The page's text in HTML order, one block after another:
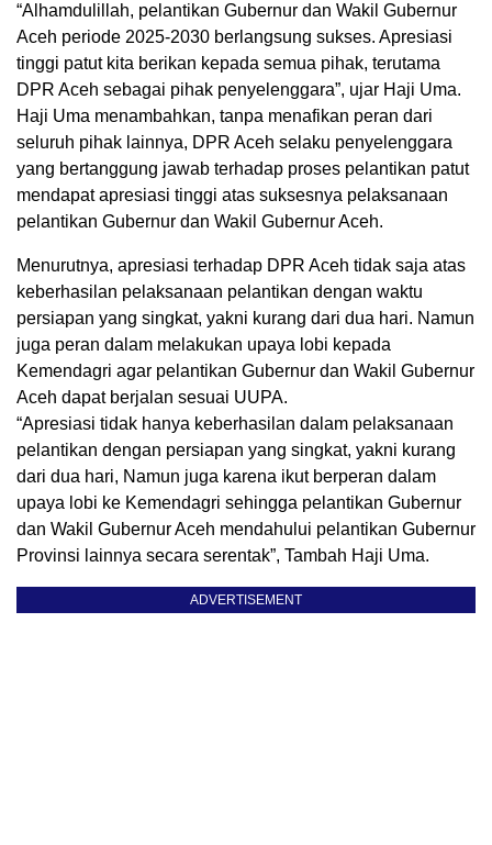
“Alhamdulillah, pelantikan Gubernur dan Wakil Gubernur
Aceh periode 2025-2030 berlangsung sukses. Apresiasi
tinggi patut kita berikan kepada semua pihak, terutama
DPR Aceh sebagai pihak penyelenggara”, ujar Haji Uma.
Haji Uma menambahkan, tanpa menafikan peran dari
seluruh pihak lainnya, DPR Aceh selaku penyelenggara
yang bertanggung jawab terhadap proses pelantikan patut
mendapat apresiasi tinggi atas suksesnya pelaksanaan
pelantikan Gubernur dan Wakil Gubernur Aceh.
Menurutnya, apresiasi terhadap DPR Aceh tidak saja atas
keberhasilan pelaksanaan pelantikan dengan waktu
persiapan yang singkat, yakni kurang dari dua hari. Namun
juga peran dalam melakukan upaya lobi kepada
Kemendagri agar pelantikan Gubernur dan Wakil Gubernur
Aceh dapat berjalan sesuai UUPA.
“Apresiasi tidak hanya keberhasilan dalam pelaksanaan
pelantikan dengan persiapan yang singkat, yakni kurang
dari dua hari, Namun juga karena ikut berperan dalam
upaya lobi ke Kemendagri sehingga pelantikan Gubernur
dan Wakil Gubernur Aceh mendahului pelantikan Gubernur
Provinsi lainnya secara serentak”, Tambah Haji Uma.
ADVERTISEMENT